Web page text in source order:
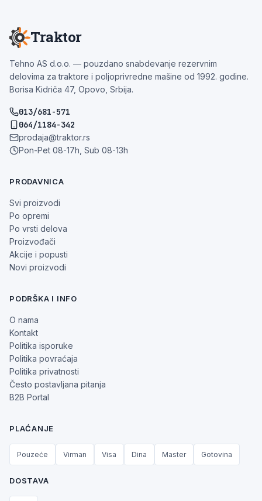
Traktor
Tehno AS d.o.o. — pouzdano snabdevanje rezervnim
delovima za traktore i poljoprivredne mašine od 1992. godine.
Borisa Kidriča 47, Opovo, Srbija.
013/681-571
064/1184-342
prodaja@traktor.rs
Pon-Pet 08-17h, Sub 08-13h
PRODAVNICA
Svi proizvodi
Po opremi
Po vrsti delova
Proizvođači
Akcije i popusti
Novi proizvodi
PODRŠKA I INFO
O nama
Kontakt
Politika isporuke
Politika povraćaja
Politika privatnosti
Često postavljana pitanja
B2B Portal
PLAĆANJE
Pouzeće Virman Visa Dina Master Gotovina
DOSTAVA